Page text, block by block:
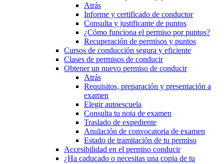
Atrás
Informe y certificado de conductor
Consulta y justificante de puntos
¿Cómo funciona el permiso por puntos?
Recuperación de permisos y puntos
Cursos de conducción segura y eficiente
Clases de permisos de conducir
Obtener un nuevo permiso de conducir
Atrás
Requisitos, preparación y presentación a
examen
Elegir autoescuela
Consulta tu nota de examen
Traslado de expediente
Anulación de convocatoria de examen
Estado de tramitación de tu permiso
Accesibilidad en el permiso conducir
¿Ha caducado o necesitas una copia de tu